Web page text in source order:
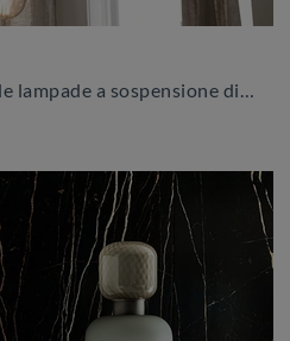
Clicca e scopri di più sulle lampade a sospensione di Adriani e Rossi: il modello Shed Collections in vetro ti sta aspettando!